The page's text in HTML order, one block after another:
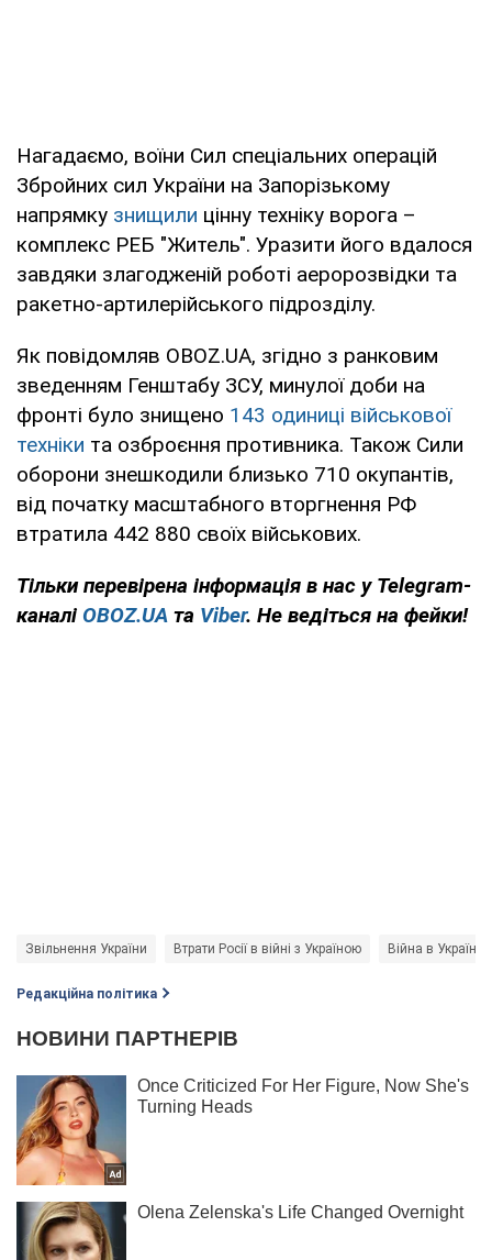
Нагадаємо, воїни Сил спеціальних операцій
Збройних сил України на Запорізькому
напрямку знищили цінну техніку ворога –
комплекс РЕБ "Житель". Уразити його вдалося
завдяки злагодженій роботі аеророзвідки та
ракетно-артилерійського підрозділу.
Як повідомляв OBOZ.UA, згідно з ранковим
зведенням Генштабу ЗСУ, минулої доби на
фронті було знищено 143 одиниці військової
техніки та озброєння противника. Також Сили
оборони знешкодили близько 710 окупантів,
від початку масштабного вторгнення РФ
втратила 442 880 своїх військових.
Тільки перевірена інформація в нас у Telegram-
каналі OBOZ.UA та Viber. Не ведіться на фейки!
Звільнення України Втрати Росії в війні з Україною Війна в Україні
Редакційна політика